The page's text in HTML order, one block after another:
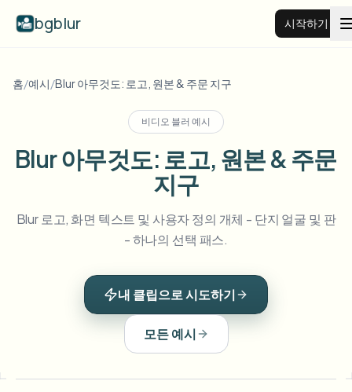
bgblur 시작하기
비디오 배경 블러
모든 예시 보기
예시 라이브러리 전체 탐색
얼굴 블러
배경 블러
View all features
Browse every blur tool in one place
자주 묻는 질문
홈/예시/Blur 아무것도: 로고, 원본 & 주문 지구
비디오 블러 예시
Blur 아무것도: 로고, 원본 & 주문
지구
Blur 로고, 화면 텍스트 및 사용자 정의 개체 - 단지 얼굴 및 판
- 하나의 선택 패스.
내 클립으로 시도하기
모든 예시